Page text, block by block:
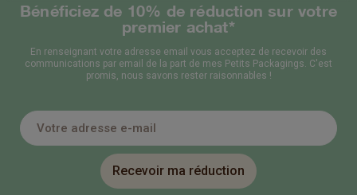
Bénéficiez de 10% de réduction sur votre
premier achat*
En renseignant votre adresse email vous acceptez de recevoir des
communications par email de la part de mes Petits Packagings. C'est
promis, nous savons rester raisonnables !
Recevoir ma réduction